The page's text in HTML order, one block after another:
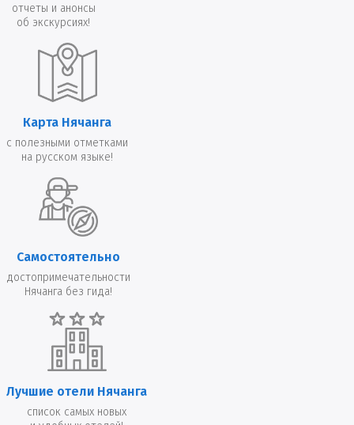
отчеты и анонсы
об экскурсиях!
Карта Нячанга
с полезными отметками
на русском языке!
Самостоятельно
достопримечательности
Нячанга без гида!
Лучшие отели Нячанга
список самых новых